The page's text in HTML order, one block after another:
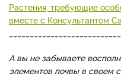
Растения, требующие
вместе с Консультантом
А вы не забываете
элементов почвы в своем